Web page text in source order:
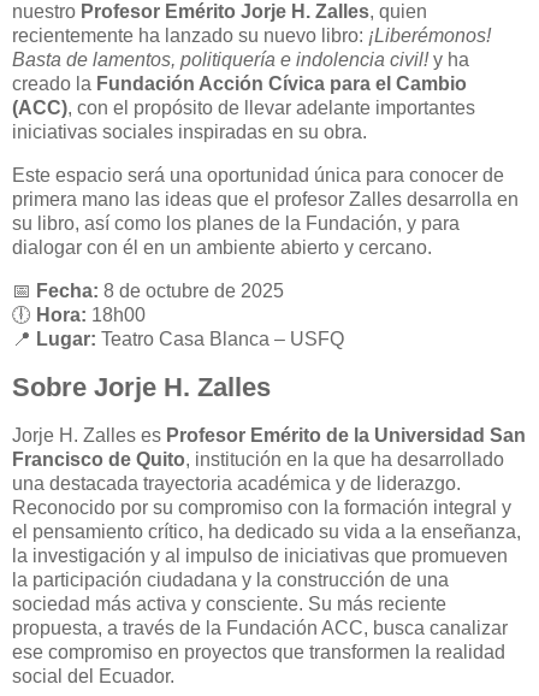
nuestro Profesor Emérito Jorje H. Zalles, quien
recientemente ha lanzado su nuevo libro: ¡Liberémonos!
Basta de lamentos, politiquería e indolencia civil!y ha
creado la Fundación Acción Cívica para el Cambio
(ACC), con el propósito de llevar adelante importantes
iniciativas sociales inspiradas en su obra.
Este espacio será una oportunidad única para conocer de
primera mano las ideas que el profesor Zalles desarrolla en
su libro, así como los planes de la Fundación, y para
dialogar con él en un ambiente abierto y cercano.
📅 Fecha: 8 de octubre de 2025
🕕 Hora: 18h00
📍 Lugar: Teatro Casa Blanca – USFQ
Sobre Jorje H. Zalles
Jorje H. Zalles es Profesor Emérito de la Universidad San
Francisco de Quito, institución en la que ha desarrollado
una destacada trayectoria académica y de liderazgo.
Reconocido por su compromiso con la formación integral y
el pensamiento crítico, ha dedicado su vida a la enseñanza,
la investigación y al impulso de iniciativas que promueven
la participación ciudadana y la construcción de una
sociedad más activa y consciente. Su más reciente
propuesta, a través de la Fundación ACC, busca canalizar
ese compromiso en proyectos que transformen la realidad
social del Ecuador.